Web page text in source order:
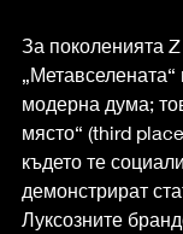
За поколенията
„Метавселената“
модерна дума;
място“ (third
където те
демонстрират
Луксозните